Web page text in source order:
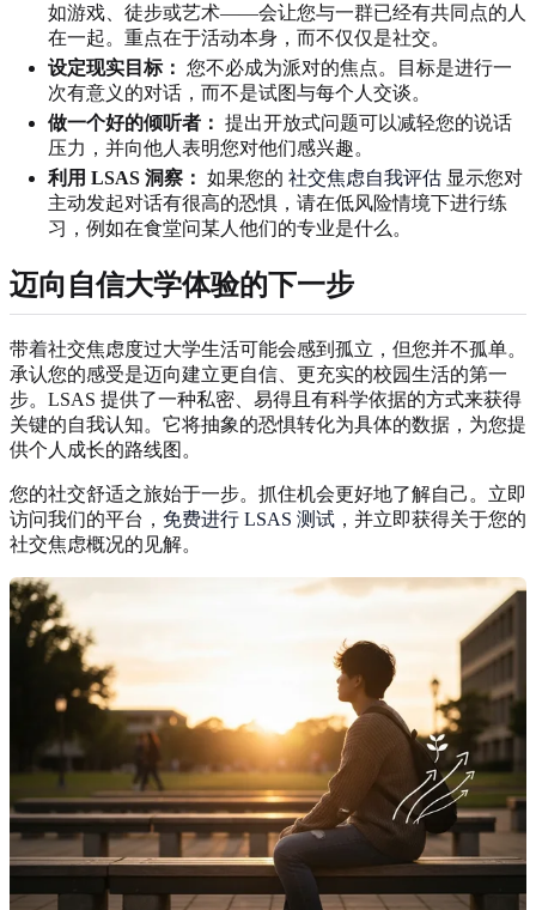
如游戏、徒步或艺术——会让您与一群已经有共同点的人
在一起。重点在于活动本身，而不仅仅是社交。
设定现实目标： 您不必成为派对的焦点。目标是进行一
次有意义的对话，而不是试图与每个人交谈。
做一个好的倾听者： 提出开放式问题可以减轻您的说话
压力，并向他人表明您对他们感兴趣。
利用 LSAS 洞察： 如果您的 社交焦虑自我评估 显示您对
主动发起对话有很高的恐惧，请在低风险情境下进行练
习，例如在食堂问某人他们的专业是什么。
迈向自信大学体验的下一步
带着社交焦虑度过大学生活可能会感到孤立，但您并不孤单。
承认您的感受是迈向建立更自信、更充实的校园生活的第一
步。LSAS 提供了一种私密、易得且有科学依据的方式来获得
关键的自我认知。它将抽象的恐惧转化为具体的数据，为您提
供个人成长的路线图。
您的社交舒适之旅始于一步。抓住机会更好地了解自己。立即
访问我们的平台， 免费进行 LSAS 测试 ，并立即获得关于您的
社交焦虑概况的见解。